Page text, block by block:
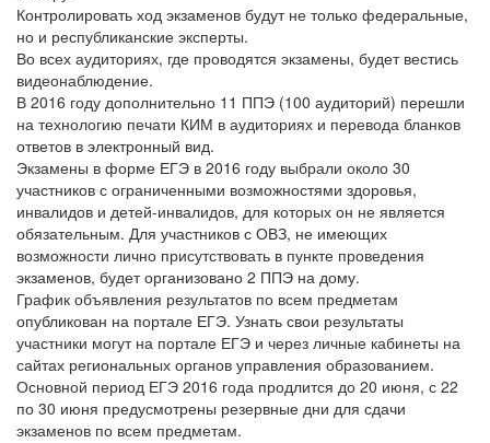
Контролировать ход экзаменов будут не только федеральные,
но и республиканские эксперты.
Во всех аудиториях, где проводятся экзамены, будет вестись
видеонаблюдение.
В 2016 году дополнительно 11 ППЭ (100 аудиторий) перешли
на технологию печати КИМ в аудиториях и перевода бланков
ответов в электронный вид.
Экзамены в форме ЕГЭ в 2016 году выбрали около 30
участников с ограниченными возможностями здоровья,
инвалидов и детей-инвалидов, для которых он не является
обязательным. Для участников с ОВЗ, не имеющих
возможности лично присутствовать в пункте проведения
экзаменов, будет организовано 2 ППЭ на дому.
График объявления результатов по всем предметам
опубликован на портале ЕГЭ. Узнать свои результаты
участники могут на портале ЕГЭ и через личные кабинеты на
сайтах региональных органов управления образованием.
Основной период ЕГЭ 2016 года продлится до 20 июня, с 22
по 30 июня предусмотрены резервные дни для сдачи
экзаменов по всем предметам.